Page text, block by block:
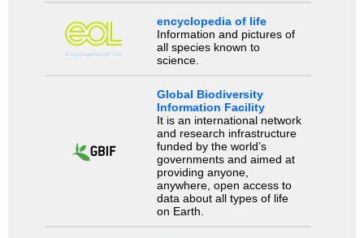
encyclopedia of life
Information and pictures of
all species known to
science.
Global Biodiversity
Information Facility
It is an international network
and research infrastructure
funded by the world’s
governments and aimed at
providing anyone,
anywhere, open access to
data about all types of life
on Earth.